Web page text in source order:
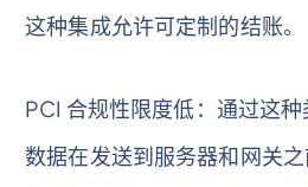
这种集成允许可定制的结账。
PCI 合规性限度低：通过这
数据在发送到服务器和网关